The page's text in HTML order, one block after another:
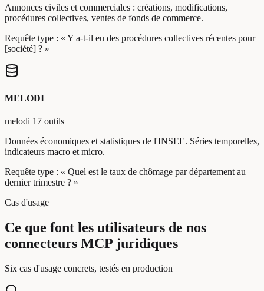
Annonces civiles et commerciales : créations, modifications,
procédures collectives, ventes de fonds de commerce.
Requête type : « Y a-t-il eu des procédures collectives récentes pour
[société] ? »
MELODI
melodi 17 outils
Données économiques et statistiques de l'INSEE. Séries temporelles,
indicateurs macro et micro.
Requête type : « Quel est le taux de chômage par département au
dernier trimestre ? »
Cas d'usage
Ce que font les utilisateurs de nos
connecteurs MCP juridiques
Six cas d'usage concrets, testés en production